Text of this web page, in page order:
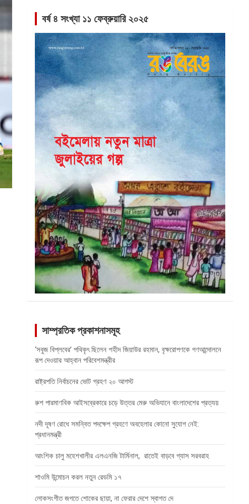
বর্ষ ৪ সংখ্যা ১১ ফেব্রুয়ারি ২০২৫
সাম্প্রতিক প্রকাশনাসমূহ
‘সবুজ বিপ্লবের’ পথিকৃৎ ছিলেন শহীদ জিয়াউর রহমান, বৃক্ষরোপণকে গণআন্দোলনে
রূপ দেওয়ার আহ্বান পরিবেশমন্ত্রীর
রাষ্ট্রপতি নির্বাচনের ভোট গ্রহণ ২০ আগস্ট
রুশ পারমাণবিক আইসব্রেকারে চড়ে উত্তর মেরু অভিযানে বাংলাদেশের প্রত্যয়
নদী দূষণ রোধে সমন্বিত পদক্ষেপ গ্রহণে অবহেলার কোনো সুযোগ নেই:
প্রধানমন্ত্রী
আংশিক চালু মহেশখালীর এলএনজি টার্মিনাল, রাতেই বাড়বে গ্যাস সরবরাহ
শাওমি উন্মোচন করল নতুন রেডমি ১৭
লোকসংগীত জগতে শোকের ছায়া, না ফেরার দেশে স্বাগত দে